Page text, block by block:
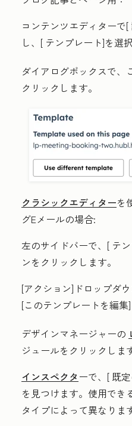
コンテンツエディターで[
し、[ テンプレート]を選
ダイアログボックスで、
クリックします。
クラシックエディターを
グEメールの場合:
左のサイドバーで、[ テ
ンをクリックします。
[アクション]ドロップダ
[このテンプレートを編集
デザインマネージャーの
ジュールをクリックしま
インスペクタ ーで、[ 既
を見つけます。使用でき
タイプによって異なりま